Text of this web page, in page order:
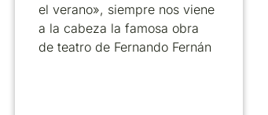
el verano», siempre nos viene
a la cabeza la famosa obra
de teatro de Fernando Fernán